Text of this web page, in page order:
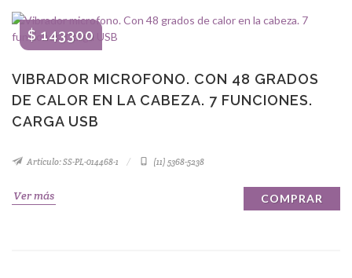
VIBRADOR MICROFONO. CON 48 GRADOS
DE CALOR EN LA CABEZA. 7 FUNCIONES.
CARGA USB
$ 143300
Artículo: SS-PL-014468-1 (11) 5368-5238
Ver más COMPRAR